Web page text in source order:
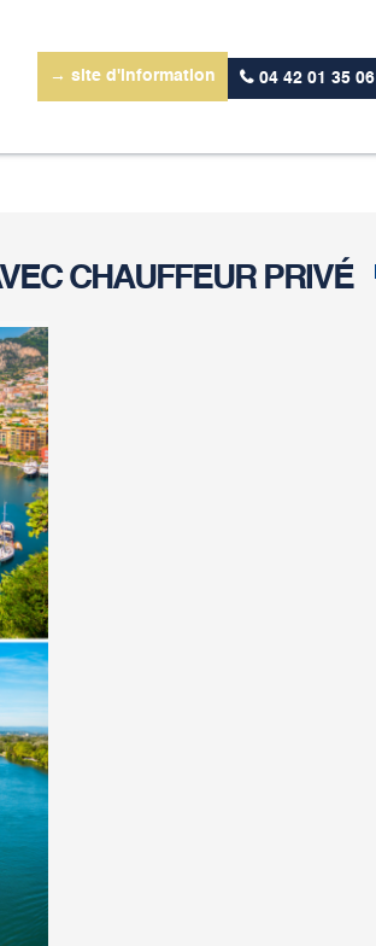
→ site d'information 04 42 01 35 06
CHAUFFEUR PRIVÉ